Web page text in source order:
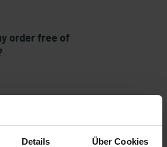
Details Über Cookies
order free of
methods do we